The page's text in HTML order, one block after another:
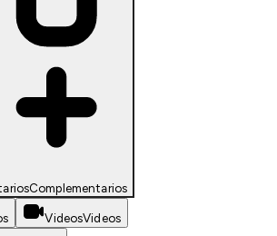
Complementarios
VideosVideos